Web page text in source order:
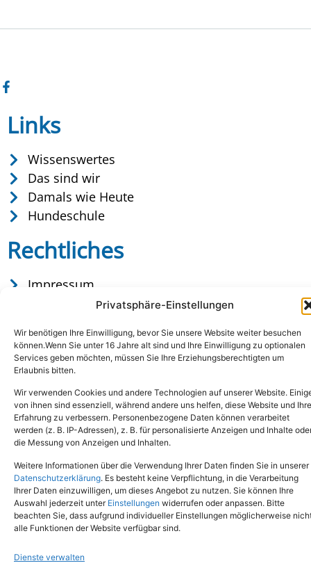
Privatsphäre-Einstellungen
Wir benötigen Ihre Einwilligung, bevor Sie unsere Website weiter besuchen
können.Wenn Sie unter 16 Jahre alt sind und Ihre Einwilligung zu optionalen
Services geben möchten, müssen Sie Ihre Erziehungsberechtigten um
Erlaubnis bitten.
Wir verwenden Cookies und andere Technologien auf unserer Website.
von ihnen sind essenziell, während andere uns helfen, diese Website und Ihre
Erfahrung zu verbessern. Personenbezogene Daten können verarbeitet
werden (z. B. IP-Adressen), z. B. für personalisierte Anzeigen und Inhalte
die Messung von Anzeigen und Inhalten.
Weitere Informationen über die Verwendung Ihrer Daten finden Sie in unserer
Datenschutzerklärung. Es besteht keine Verpflichtung, in die Verarbeitung
Ihrer Daten einzuwilligen, um dieses Angebot zu nutzen. Sie können Ihre
Auswahl jederzeit unter Einstellungen widerrufen oder anpassen. Bitte
beachten Sie, dass aufgrund individueller Einstellungen möglicherweise
alle Funktionen der Website verfügbar sind.
Dienste verwalten
Links
Wissenswertes
Das sind wir
Damals wie Heute
Hundeschule
Rechtliches
Impressum
Datenschutz
Copyright © 2024. Alle Rechte vorbehalten.
Tel.: (02651) - 77438info@tierheim-mayen.de
In der Pluns 1, 56727 Mayen